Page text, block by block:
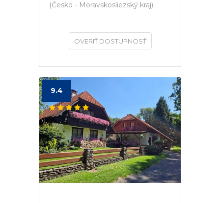
(Česko - Moravskosliezský kraj).
OVERIŤ DOSTUPNOSŤ
9.4